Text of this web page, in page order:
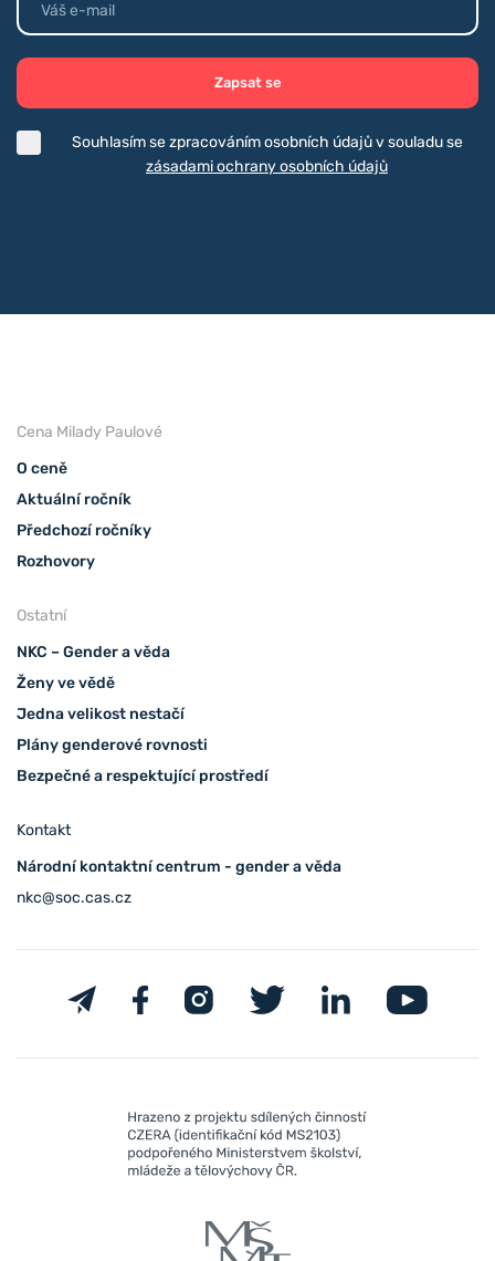
Zapsat se
Souhlasím se zpracováním osobních údajů v souladu se
zásadami ochrany osobních údajů
Cena Milady Paulové
O ceně
Aktuální ročník
Předchozí ročníky
Rozhovory
Ostatní
NKC – Gender a věda
Ženy ve vědě
Jedna velikost nestačí
Plány genderové rovnosti
Bezpečné a respektující prostředí
Kontakt
Národní kontaktní centrum - gender a věda
nkc@soc.cas.cz